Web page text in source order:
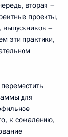
вторая –
проекты,
выпускников –
эти практики,
для
к сожалению,